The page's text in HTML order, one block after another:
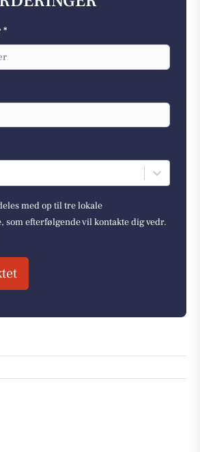
*
med op til tre lokale
efterfølgende vil kontakte dig vedr.